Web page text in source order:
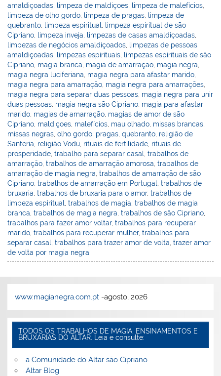
amaldiçoadas limpeza de maldiçoes limpeza de malefícios
limpeza de olho gordo limpeza de pragas limpeza de
quebranto limpeza espiritual
limpeza espiritual de são
Cipriano limpeza inveja limpezas de casas amaldiçoadas
limpezas de negócios amaldiçoados limpezas de pessoas
amaldiçoadas limpezas espirituais limpezas espirituais de são
Cipriano magia branca magia de amarração magia negra
magia negra luciferiana magia negra para afastar marido
magia negra para amarração magia negra para amarrações
magia negra para separar duas pessoas magia negra para unir
duas pessoas magia negra são Cipriano magia para afastar
marido magias de amarração magias de amor de são
Cipriano maldiçoes malefícios mau olhado missas brancas
missas negras ,olho gordo pragas ,quebranto religião de
Santeria religião Vodu rituais de fertilidade rituais de
prosperidade ,trabalho para separar casal ,trabalhos de
amarração ,trabalhos de amarração amorosa ,trabalhos de
amarração de magia negra ,trabalhos de amarração de são
Cipriano ,trabalhos de amarração em Portugal ,trabalhos de
bruxaria ,trabalhos de bruxaria para o amor,trabalhos de
limpeza espiritual ,trabalhos de magia ,trabalhos de magia
branca ,trabalhos de magia negra ,trabalhos de são Cipriano
trabalhos para fazer amor voltar,trabalhos para recuperar
marido ,trabalhos para recuperar mulher,trabalhos para
separar casal ,trabalhos para trazer amor de volta ,trazer amor
de volta por magia negra
www.magianegra.com.pt -agosto, 2026
TODOS OS TRABALHOS DE MAGIA, ENSINAMENTOS E
BRUXARIAS DO ALTAR. Leia e consulte:
a Comunidade do Altar são Cipriano
Altar Blog